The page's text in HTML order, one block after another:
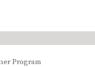
Program